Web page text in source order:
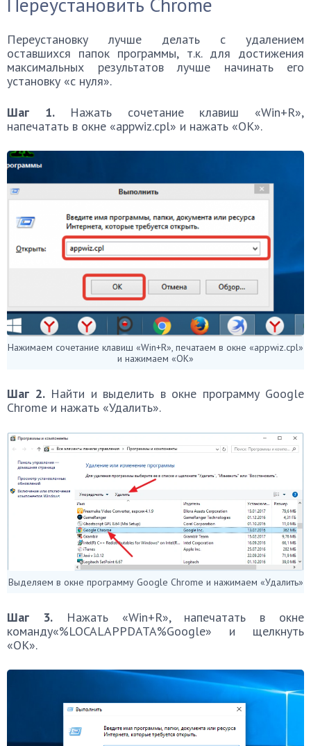
Переустановку лучше делать с удалением
оставшихся папок программы, т.к. для достижения
максимальных результатов лучше начинать его
установку «с нуля».
Шаг 1.Нажать сочетание клавиш «Win+R»,
напечатать в окне «appwiz.cpl» и нажать «OK».
Нажимаем сочетание клавиш «Win+R», печатаем в окне «appwiz.cpl»
и нажимаем «OK»
Шаг 2.Найти и выделить в окне программу Google
Chrome и нажать «Удалить».
Выделяем в окне программу Google Chrome и нажимаем «Удалить»
Шаг 3.Нажать «Win+R», напечатать в окне
команду«%LOCALAPPDATA%Google» и щелкнуть
«OK».